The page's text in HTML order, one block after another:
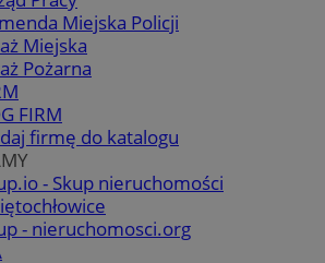
Miejska Policji
Miejska
Pożarna
FIRM
firmę do katalogu
- Skup nieruchomości
- nieruchomosci.org